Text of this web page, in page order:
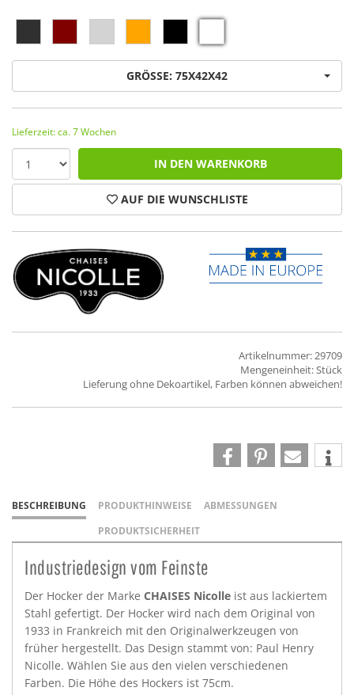
GRÖSSE: 75X42X42
Lieferzeit: ca. 7 Wochen
IN DEN WARENKORB
AUF DIE WUNSCHLISTE
Artikelnummer: 29709
Mengeneinheit: Stück
Lieferung ohne Dekoartikel, Farben können abweichen!
BESCHREIBUNG PRODUKTHINWEISE
ABMESSUNGEN
PRODUKTSICHERHEIT
Industriedesign vom Feinste
Der Hocker der Marke CHAISES Nicolle ist aus lackiertem
Stahl gefertigt. Der Hocker wird nach dem Original von
1933 in Frankreich mit den Originalwerkzeugen von
früher hergestellt. Das Design stammt von: Paul Henry
Nicolle. Wählen Sie aus den vielen verschiedenen
Farben. Die Höhe des Hockers ist 75cm.